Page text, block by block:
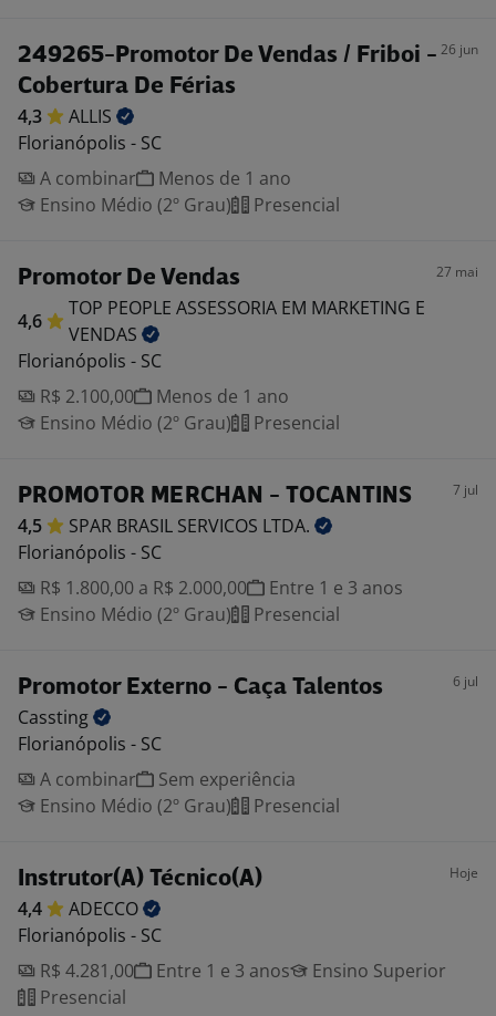
249265-Promotor De Vendas / Friboi -
Cobertura De Férias
26 jun
4,3
ALLIS
Florianópolis - SC
A combinar
Menos de 1 ano
Ensino Médio (2º Grau)
Presencial
Promotor De Vendas 27 mai
4,6
TOP PEOPLE ASSESSORIA EM MARKETING E
VENDAS
Florianópolis - SC
R$ 2.100,00
Menos de 1 ano
Ensino Médio (2º Grau)
Presencial
PROMOTOR MERCHAN - TOCANTINS 7 jul
4,5 SPAR BRASIL SERVICOS LTDA.
Florianópolis - SC
R$ 1.800,00 a R$ 2.000,00
Entre 1 e 3 anos
Ensino Médio (2º Grau)
Presencial
Promotor Externo - Caça Talentos 6 jul
Cassting
Florianópolis - SC
A combinar
Sem experiência
Ensino Médio (2º Grau)
Presencial
Instrutor(A) Técnico(A) Hoje
4,4
ADECCO
Florianópolis - SC
R$ 4.281,00
Entre 1 e 3 anos
Ensino Superior
Presencial